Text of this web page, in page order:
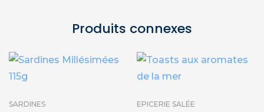
Produits connexes
SARDINES EPICERIE SALÉE